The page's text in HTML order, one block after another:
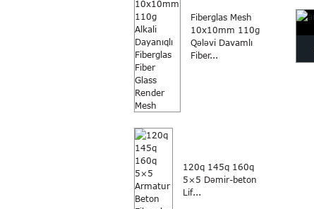
Fiberglas Mesh
10x10mm 110g
Qələvi Davamlı
Fiber...
120q 145q 160q
5×5 Dəmir-beton
Lif...